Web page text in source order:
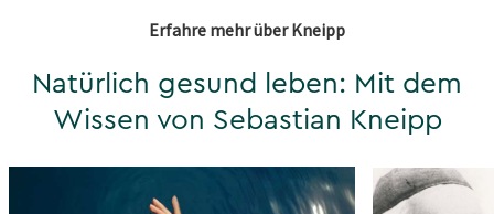
Erfahre mehr über Kneipp
Natürlich gesund leben: Mit dem
Wissen von Sebastian Kneipp